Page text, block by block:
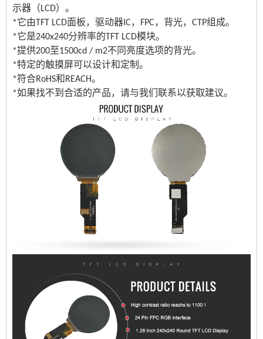
示器（LCD）。
*它由TFT LCD面板，驱动器IC，FPC，背光，CTP组成。
*它是240x240分辨率的TFT LCD模块。
*提供200至1500cd / m2不同亮度选项的背光。
*特定的触摸屏可以设计和定制。
*符合RoHS和REACH。
*如果找不到合适的产品，请与我们联系以获取建议。